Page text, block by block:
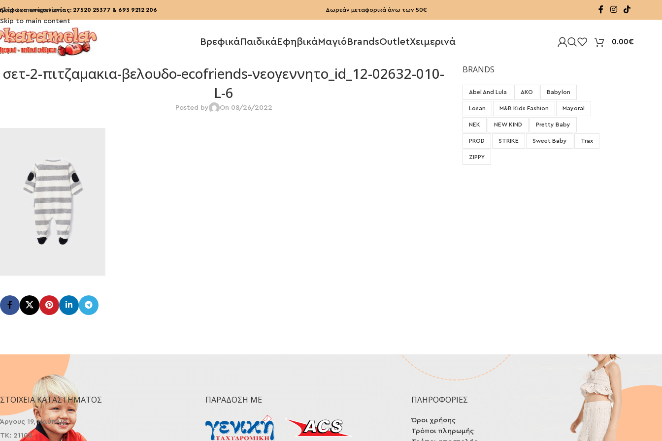
Skip to navigation
Skip to main content
επικοινωνίας: 27520 25377 & 693 9212 206 Δωρεάν μεταφορικά άνω των 50€
Βρεφικά Παιδικά ΕφηβικάΜαγιό BrandsOutletΧειμερινά 0.00€
σετ-2-πιτζαμακια-βελουδο-ecofriends-νεογεννητο_id_12-02632-010-
L-6
Posted by On 08/26/2022
BRANDS
Abel And Lula AKO Babylon
Losan M&B Kids Fashion Mayoral
NEK NEW KIND Pretty Baby
PROD STRIKE Sweet Baby Trax
ZIPPY
ΣΤΟΙΧΕΊΑ ΚΑΤΑΣΤΉΜΑΤΟΣ
Άργους 19, Ναύπλιο
ΤΚ: 21100
ΠΑΡΆΔΟΣΗ ΜΕ ΠΛΗΡΟΦΟΡΙΕΣ
Όροι χρήσης
Τρόποι πληρωμής